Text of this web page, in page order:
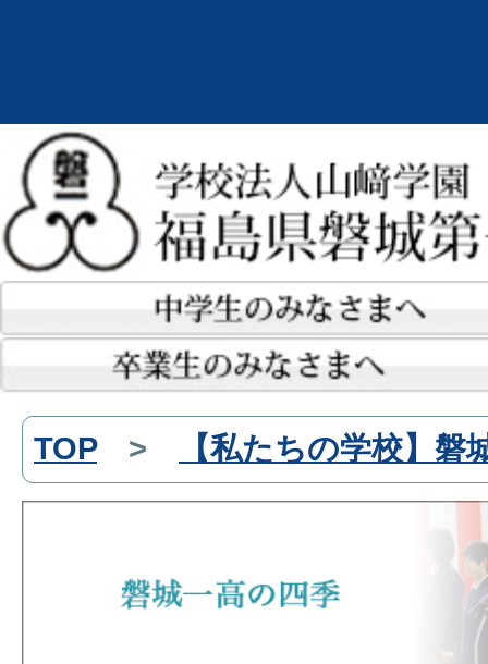
TOP> 【私たちの学校】磐